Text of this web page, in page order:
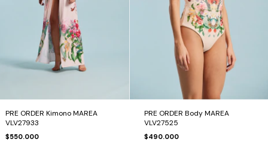
PRE ORDER Kimono MAREA
VLV27933
$550.000
PRE ORDER Body MAREA
VLV27525
$490.000